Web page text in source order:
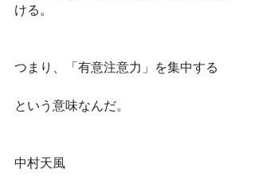
ける。
つまり、「有意注意力」を集中する
という意味なんだ。
中村天風